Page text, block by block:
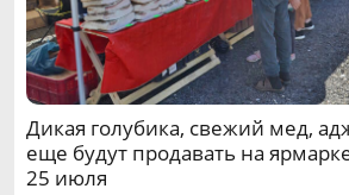
Дикая голубика, свежий мед,
еще будут продавать на
25 июля